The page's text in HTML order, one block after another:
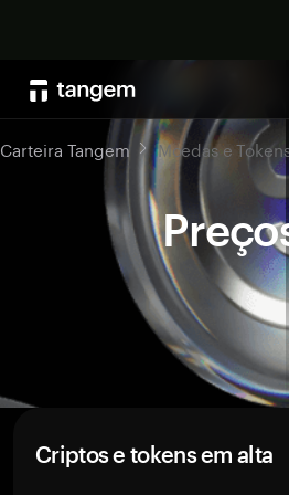
Carteira Tangem Moedas e
Criptos e tokens em alta